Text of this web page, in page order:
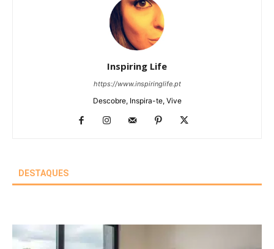
Inspiring Life
https://www.inspiringlife.pt
Descobre, Inspira-te, Vive
DESTAQUES